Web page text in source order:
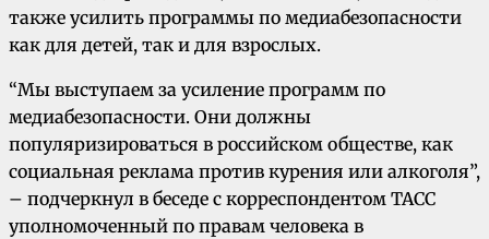
также усилить программы по медиабезопасности
как для детей, так и для взрослых.
“Мы выступаем за усиление программ по
медиабезопасности. Они должны
популяризироваться в российском обществе, как
социальная реклама против курения или алкоголя”,
– подчеркнул в беседе с корреспондентом ТАСС
уполномоченный по правам человека в